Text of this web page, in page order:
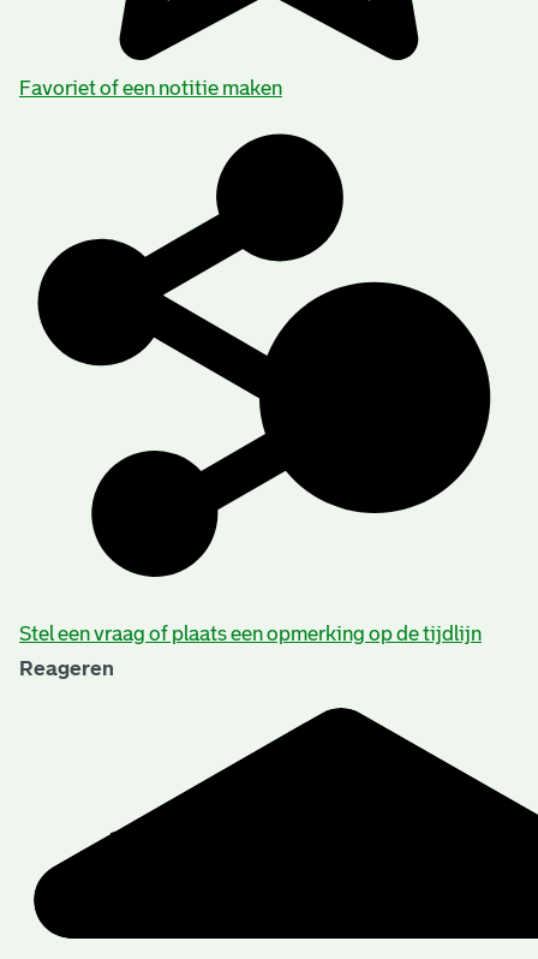
Favoriet of een notitie maken
Stel een vraag of plaats een opmerking op de tijdlijn
Reageren